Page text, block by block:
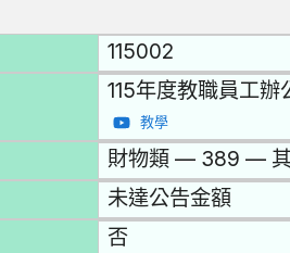
115002
115年度教職員工辦
教學
財物類 — 389 —
未達公告金額
否